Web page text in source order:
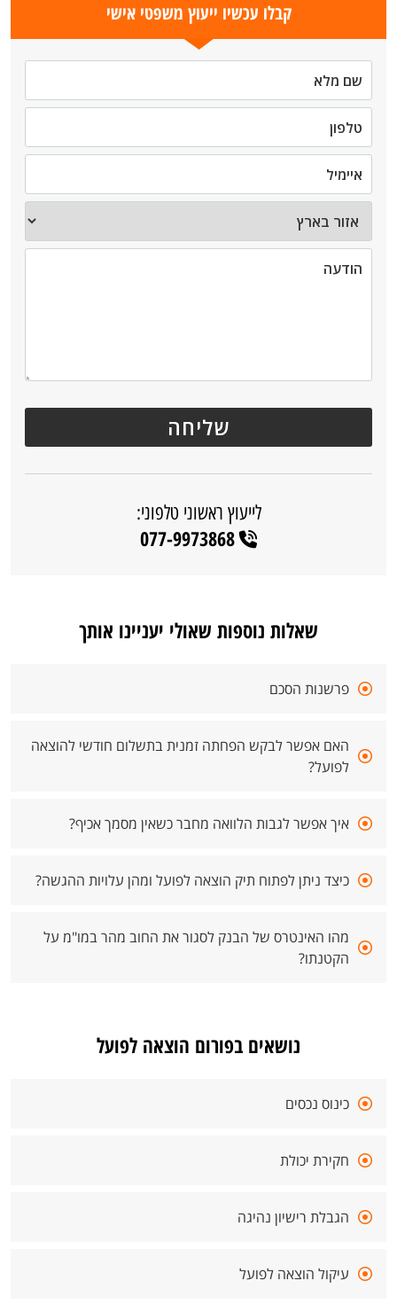
קבלו עכשיו ייעוץ משפטי אישי
לייעוץ ראשוני טלפוני:
077-9973868
שאלות נוספות שאולי יעניינו אותך
פרשנות הסכם
האם אפשר לבקש הפחתה זמנית בתשלום חודשי להוצאה
לפועל?
איך אפשר לגבות הלוואה מחבר כשאין מסמך אכיף?
כיצד ניתן לפתוח תיק הוצאה לפועל ומהן עלויות ההגשה?
מהו האינטרס של הבנק לסגור את החוב מהר במו"מ על
הקטנתו?
נושאים בפורום הוצאה לפועל
כינוס נכסים
חקירת יכולת
הגבלת רישיון נהיגה
עיקול הוצאה לפועל